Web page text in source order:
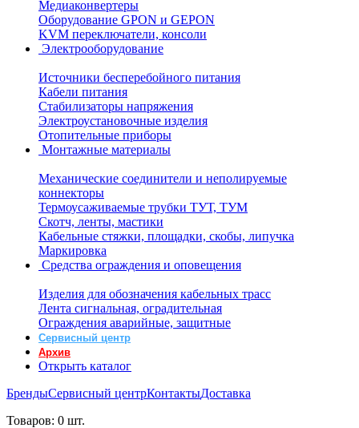
Медиаконвертеры
Оборудование GPON и GEPON
KVM переключатели, консоли
Электрооборудование
Источники бесперебойного питания
Кабели питания
Стабилизаторы напряжения
Электроустановочные изделия
Отопительные приборы
Монтажные материалы
Механические соединители и неполируемые
коннекторы
Термоусаживаемые трубки ТУТ, ТУМ
Скотч, ленты, мастики
Кабельные стяжки, площадки, скобы, липучка
Маркировка
Средства ограждения и оповещения
Изделия для обозначения кабельных трасс
Лента сигнальная, оградительная
Ограждения аварийные, защитные
Сервисный центр
Архив
Открыть каталог
БрендыСервисный центрКонтактыДоставка
Товаров: 0 шт.